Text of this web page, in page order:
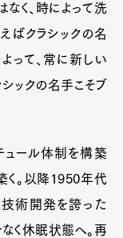
く、時によって洗
ばクラシックの名
って、常に新しい
ックの名手こそブ
ュール体制を構築
く。以降1950年代
技術開発を誇った
く休眠状態へ。再